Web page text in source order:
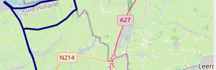
MOTORRIJDEN MOTORVAKANTIES
Sauerlandtoer 2021 – ZMV